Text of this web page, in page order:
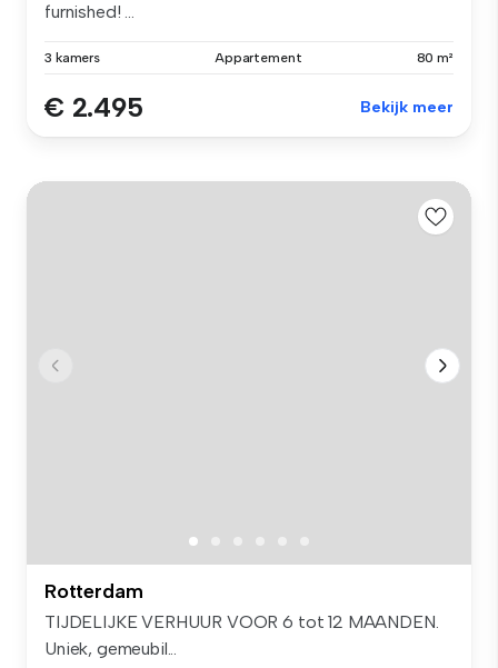
furnished! ...
3 kamers Appartement 80 m²
€ 2.495 Bekijk meer
Rotterdam
TIJDELIJKE VERHUUR VOOR 6 tot 12 MAANDEN.
Uniek, gemeubil...